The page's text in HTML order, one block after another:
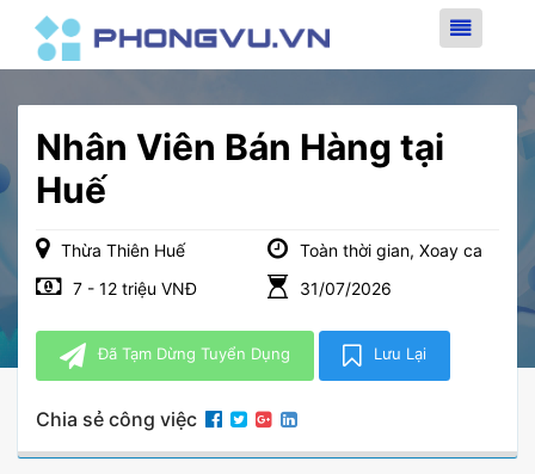
Nhân Viên Bán Hàng tại
Huế
Thừa Thiên Huế
Toàn thời gian, Xoay ca
7 - 12 triệu VNĐ
31/07/2026
Đã Tạm Dừng Tuyển Dụng Lưu Lại
Chia sẻ công việc